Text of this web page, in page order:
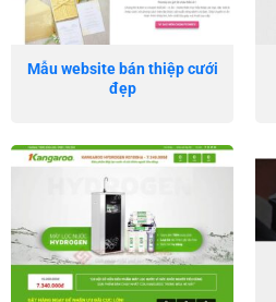
Mẫu website bán thiệp cưới
đẹp